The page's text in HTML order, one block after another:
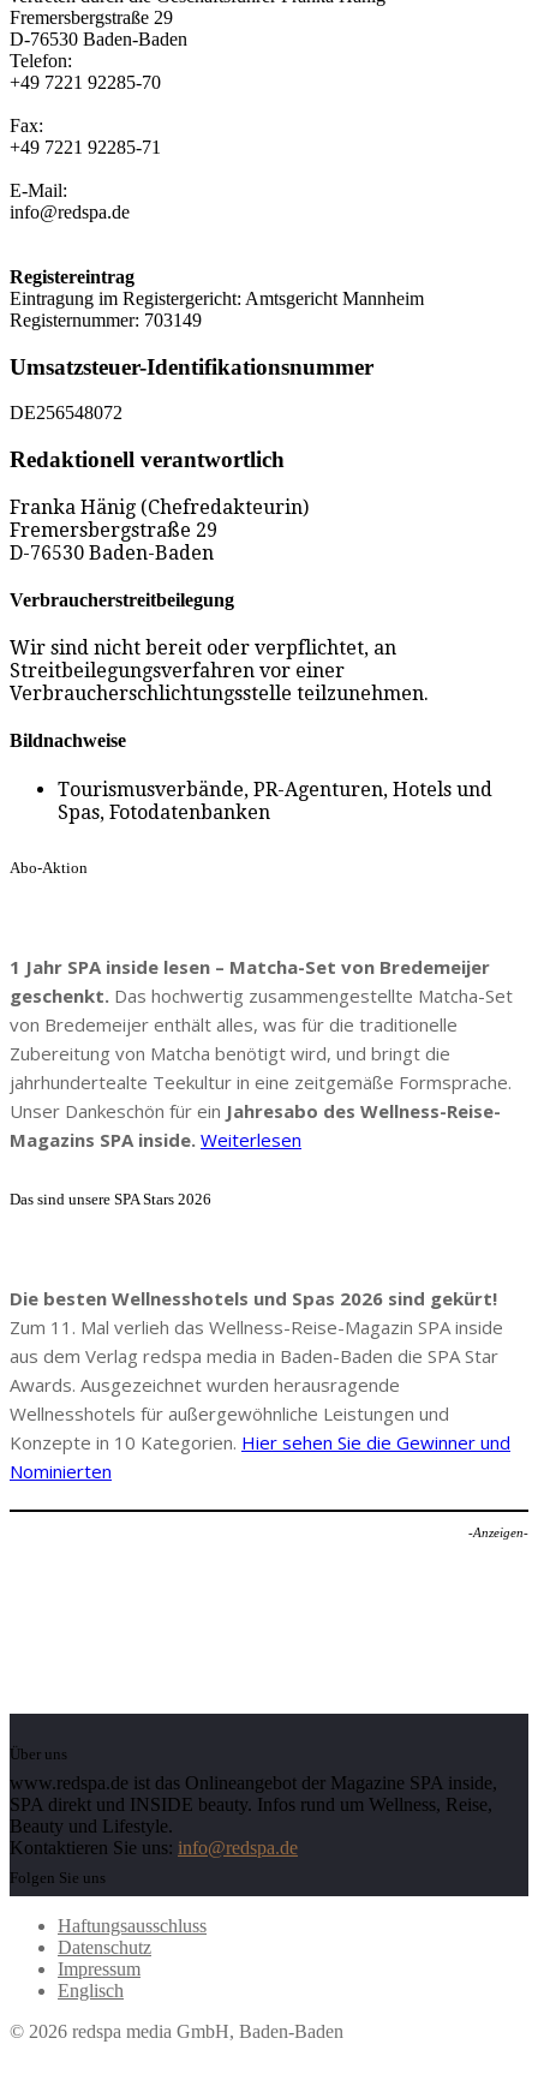
Fremersbergstraße 29
D-76530 Baden-Baden
Telefon:
+49 7221 92285-70
Fax:
+49 7221 92285-71
E-Mail:
info@redspa.de
Registereintrag
Eintragung im Registergericht: Amtsgericht Mannheim
Registernummer: 703149
Umsatzsteuer-Identifikationsnummer
DE256548072
Redaktionell verantwortlich
Franka Hänig (Chefredakteurin)
Fremersbergstraße 29
D-76530 Baden-Baden
Verbraucherstreitbeilegung
Wir sind nicht bereit oder verpflichtet, an
Streitbeilegungsverfahren vor einer
Verbraucherschlichtungsstelle teilzunehmen.
Bildnachweise
Tourismusverbände, PR-Agenturen, Hotels und
Spas, Fotodatenbanken
Abo-Aktion
1 Jahr SPA inside lesen – Matcha-Set von Bredemeijer
geschenkt. Das hochwertig zusammengestellte Matcha-Set
von Bredemeijer enthält alles, was für die traditionelle
Zubereitung von Matcha benötigt wird, und bringt die
jahrhundertealte Teekultur in eine zeitgemäße Formsprache.
Unser Dankeschön für ein Jahresabo des Wellness-Reise-
Magazins SPA inside. Weiterlesen
Das sind unsere SPA Stars 2026
Die besten Wellnesshotels und Spas 2026 sind gekürt!
Zum 11. Mal verlieh das Wellness-Reise-Magazin SPA inside
aus dem Verlag redspa media in Baden-Baden die SPA Star
Awards. Ausgezeichnet wurden herausragende
Wellnesshotels für außergewöhnliche Leistungen und
Konzepte in 10 Kategorien. Hier sehen Sie die Gewinner und
Nominierten
-Anzeigen-
Über uns
www.redspa.de ist das Onlineangebot der Magazine SPA inside,
SPA direkt und INSIDE beauty. Infos rund um Wellness, Reise,
Beauty und Lifestyle.
Kontaktieren Sie uns: info@redspa.de
Folgen Sie uns
Haftungsausschluss
Datenschutz
Impressum
Englisch
© 2026 redspa media GmbH, Baden-Baden